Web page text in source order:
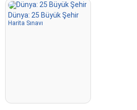
Dünya: 25 Büyük Şehir
Harita Sınavı